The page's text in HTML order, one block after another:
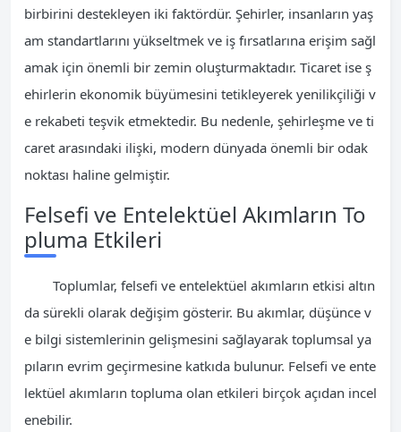
birbirini destekleyen iki faktördür. Şehirler, insanların yaş
am standartlarını yükseltmek ve iş fırsatlarına erişim sağl
amak için önemli bir zemin oluşturmaktadır. Ticaret ise ş
ehirlerin ekonomik büyümesini tetikleyerek yenilikçiliği v
e rekabeti teşvik etmektedir. Bu nedenle, şehirleşme ve ti
caret arasındaki ilişki, modern dünyada önemli bir odak
noktası haline gelmiştir.
Felsefi ve Entelektüel Akımların To
pluma Etkileri
Toplumlar, felsefi ve entelektüel akımların etkisi altın
da sürekli olarak değişim gösterir. Bu akımlar, düşünce v
e bilgi sistemlerinin gelişmesini sağlayarak toplumsal ya
pıların evrim geçirmesine katkıda bulunur. Felsefi ve ente
lektüel akımların topluma olan etkileri birçok açıdan incel
enebilir.